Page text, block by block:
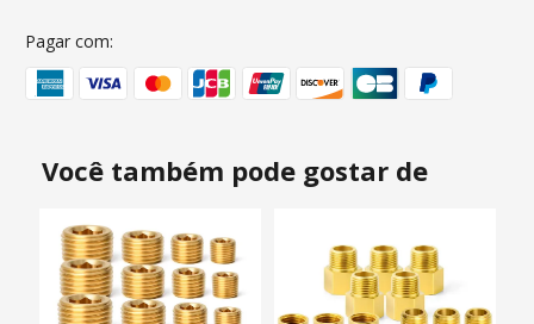
Pagar com:
Você também pode gostar de